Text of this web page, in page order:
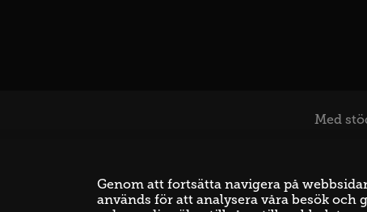
Med
Genom att fortsätta navigera på
används för att analysera våra besök